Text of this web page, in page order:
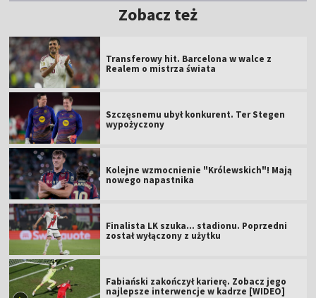
Zobacz też
Transferowy hit. Barcelona w walce z
Realem o mistrza świata
Szczęsnemu ubył konkurent. Ter Stegen
wypożyczony
Kolejne wzmocnienie "Królewskich"! Mają
nowego napastnika
Finalista LK szuka... stadionu. Poprzedni
został wyłączony z użytku
Fabiański zakończył karierę. Zobacz jego
najlepsze interwencje w kadrze [WIDEO]